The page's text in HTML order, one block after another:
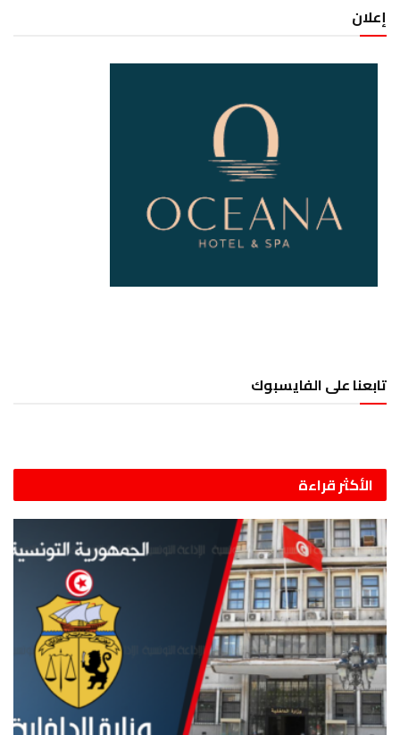
إعلان
تابعنا على الفايسبوك
الأكثر قراءة